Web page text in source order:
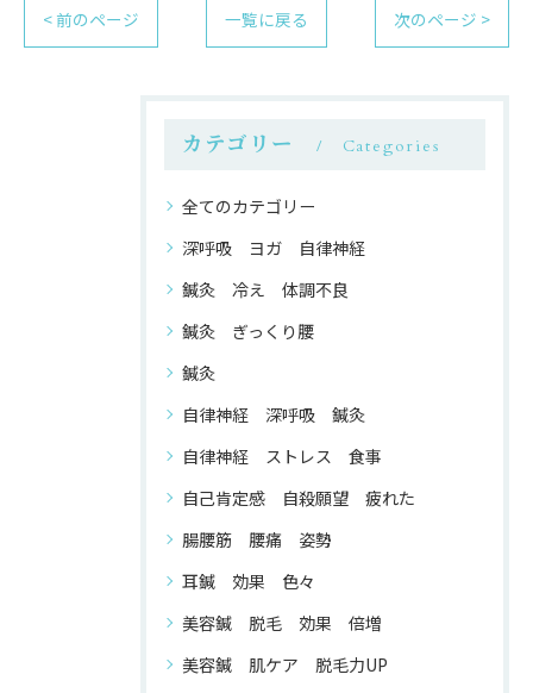
< 前のページ 一覧に戻る 次のページ >
カテゴリー Categories
全てのカテゴリー
深呼吸 ヨガ 自律神経
鍼灸 冷え 体調不良
鍼灸 ぎっくり腰
鍼灸
自律神経 深呼吸 鍼灸
自律神経 ストレス 食事
自己肯定感 自殺願望 疲れた
腸腰筋 腰痛 姿勢
耳鍼 効果 色々
美容鍼 脱毛 効果 倍増
美容鍼 肌ケア 脱毛力UP